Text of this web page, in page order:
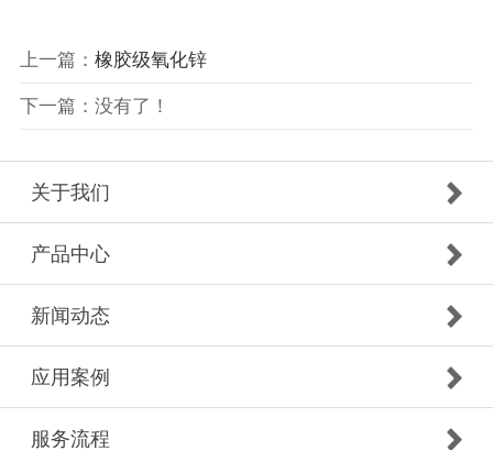
上一篇： 橡胶级氧化锌
下一篇：没有了！
关于我们
产品中心
新闻动态
应用案例
服务流程